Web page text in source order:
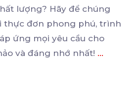
lượng? Hãy để chúng
thực đơn phong phú, trình
ứng mọi yêu cầu cho
và đáng nhớ nhất! ...